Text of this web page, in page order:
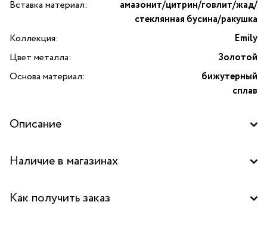
Вставка материал:
амазонит/цитрин/говлит/жад/
стеклянная бусина/ракушка
Коллекция:
Emily
Цвет металла:
Золотой
Основа материал:
бижутерный
сплав
Описание
любительниц изысканной бижутерии. Эта пара сережек
уникальному сочетанию натуральных камней и стеклянных
Наличие в магазинах
Бутик "La Nature" в ТОЦ "Вит", Пушкино
Как получить заказ